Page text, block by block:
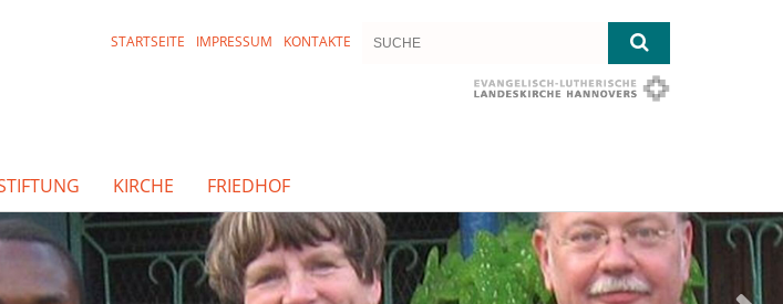
STARTSEITE IMPRESSUM KONTAKTE
KIRCHE FRIEDHOF